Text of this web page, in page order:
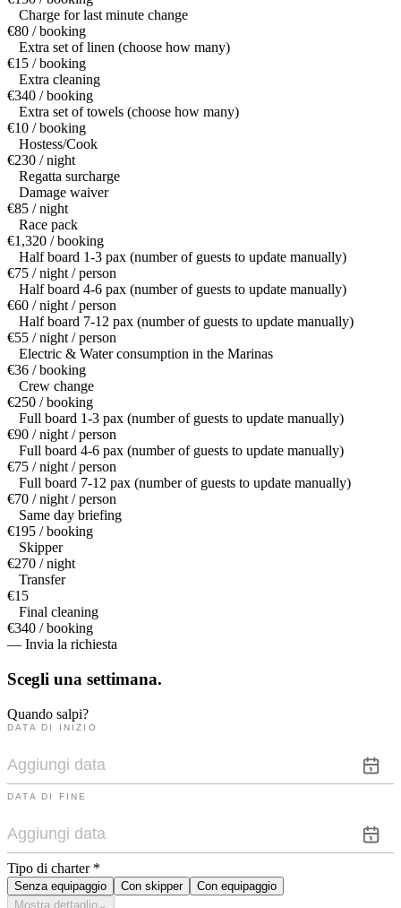
Charge for last minute change
€80 / booking
Extra set of linen (choose how many)
€15 / booking
Extra cleaning
€340 / booking
Extra set of towels (choose how many)
€10 / booking
Hostess/Cook
€230 / night
Regatta surcharge
Damage waiver
€85 / night
Race pack
€1,320 / booking
Half board 1-3 pax (number of guests to update manually)
€75 / night / person
Half board 4-6 pax (number of guests to update manually)
€60 / night / person
Half board 7-12 pax (number of guests to update manually)
€55 / night / person
Electric & Water consumption in the Marinas
€36 / booking
Crew change
€250 / booking
Full board 1-3 pax (number of guests to update manually)
€90 / night / person
Full board 4-6 pax (number of guests to update manually)
€75 / night / person
Full board 7-12 pax (number of guests to update manually)
€70 / night / person
Same day briefing
€195 / booking
Skipper
€270 / night
Transfer
€15
Final cleaning
€340 / booking
— Invia la richiesta
Scegli una settimana.
Quando salpi?
DATA DI INIZIO
DATA DI FINE
Tipo di charter *
Senza equipaggio Con skipper
Con equipaggio
Mostra dettaglio ⌄